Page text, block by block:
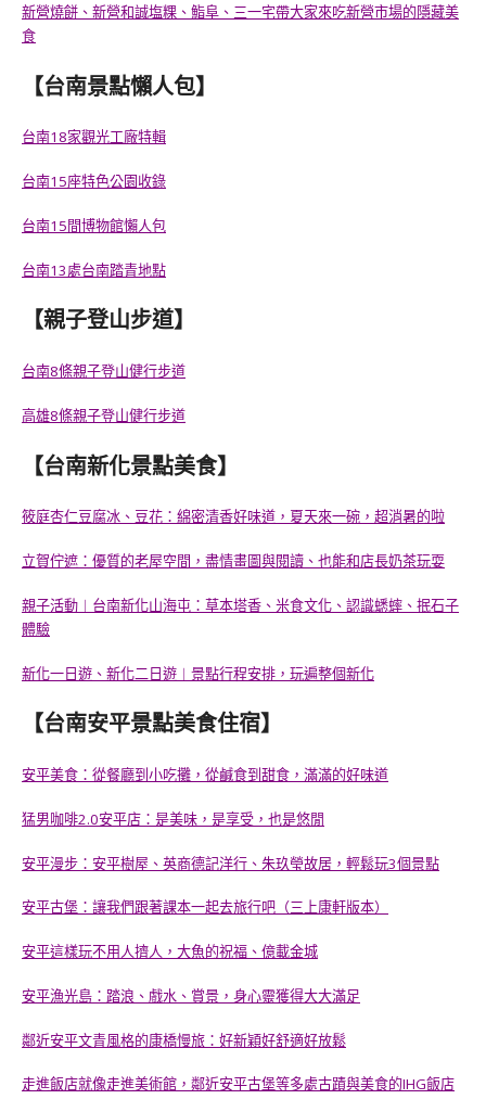
新營燒餅、新營和誠塩粿、鮨阜、三一宅帶大家來吃新營市場的隱藏美
食
【台南景點懶人包】
台南18家觀光工廠特輯
台南15座特色公園收錄
台南15間博物館懶人包
台南13處台南踏青地點
【親子登山步道】
台南8條親子登山健行步道
高雄8條親子登山健行步道
【台南新化景點美食】
筱庭杏仁豆腐冰、豆花：綿密清香好味道，夏天來一碗，超消暑的啦
立賀佇遮：優質的老屋空間，盡情畫圖與閱讀、也能和店長奶茶玩耍
親子活動︱台南新化山海屯：草本塔香、米食文化、認識蟋蟀、抿石子
體驗
新化一日遊、新化二日遊︱景點行程安排，玩遍整個新化
【台南安平景點美食住宿】
安平美食：從餐廳到小吃攤，從鹹食到甜食，滿滿的好味道
猛男咖啡2.0安平店：是美味，是享受，也是悠閒
安平漫步：安平樹屋、英商德記洋行、朱玖瑩故居，輕鬆玩3個景點
安平古堡：讓我們跟著課本一起去旅行吧（三上康軒版本）
安平這樣玩不用人擠人，大魚的祝福、億載金城
安平漁光島：踏浪、戲水、賞景，身心靈獲得大大滿足
鄰近安平文青風格的康橋慢旅：好新穎好舒適好放鬆
走進飯店就像走進美術館，鄰近安平古堡等多處古蹟與美食的IHG飯店